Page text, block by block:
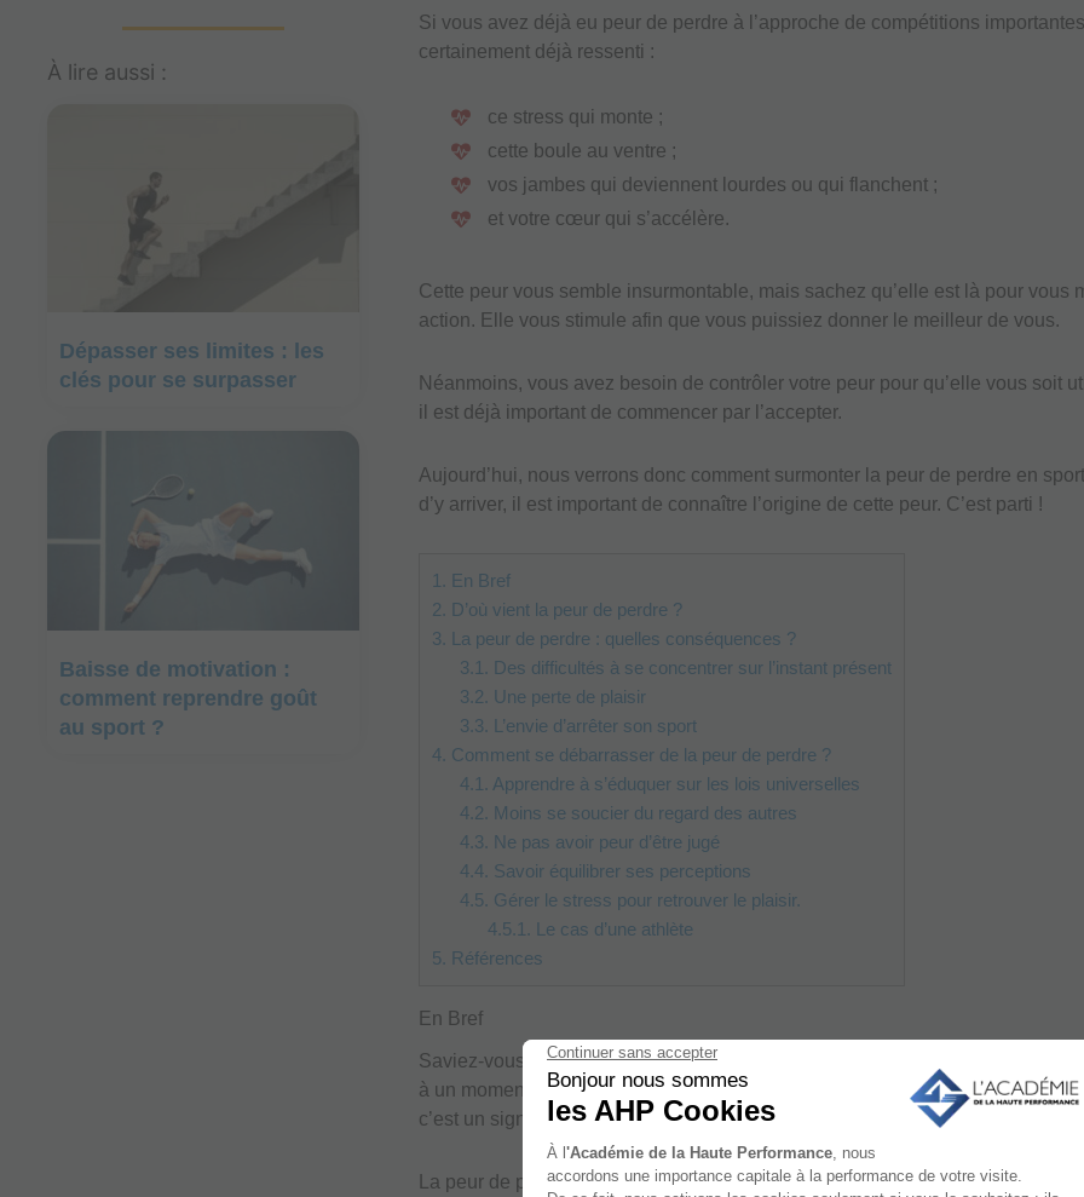
À lire aussi :
Dépasser ses limites : les
clés pour se surpasser
Baisse de motivation :
comment reprendre goût
au sport ?
Si vous avez déjà eu peur de perdre à l’approche de compétitions
certainement déjà ressenti :
ce stress qui monte ;
cette boule au ventre ;
vos jambes qui deviennent lourdes ou qui flanchent ;
et votre cœur qui s’accélère.
Cette peur vous semble insurmontable, mais sachez qu’elle est là pour vous
action. Elle vous stimule afin que vous puissiez donner le meilleur de vous.
Néanmoins, vous avez besoin de contrôler votre peur pour qu’elle vous soit
il est déjà important de commencer par l’accepter.
Aujourd’hui, nous verrons donc comment surmonter la peur de perdre en
d’y arriver, il est important de connaître l’origine de cette peur. C’est parti !
1. En Bref
2. D’où vient la peur de perdre ?
3. La peur de perdre : quelles conséquences ?
3.1. Des difficultés à se concentrer sur l’instant présent
3.2. Une perte de plaisir
3.3. L’envie d’arrêter son sport
4. Comment se débarrasser de la peur de perdre ?
4.1. Apprendre à s’éduquer sur les lois universelles
4.2. Moins se soucier du regard des autres
4.3. Ne pas avoir peur d’être jugé
4.4. Savoir équilibrer ses perceptions
4.5. Gérer le stress pour retrouver le plaisir.
4.5.1. Le cas d’une athlète
5. Références
En Bref
Saviez-vous que jusqu’à 60% des athlètes traversent une période d’anxiété
à un moment de leur carrière ? Pourtant, avoir peur de perdre en sport n’est
c’est un signal que votre corps peut apprendre à réguler.
La peur de perdre, parfois vécue comme une véritable phobie du sport, naît